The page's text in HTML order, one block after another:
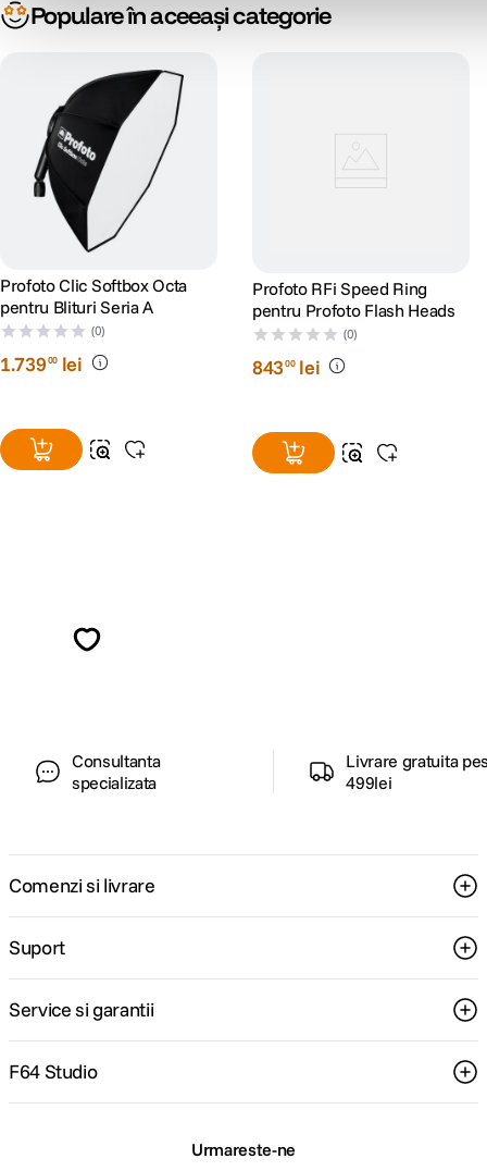
Populare în aceeași categorie
Profoto Clic Softbox Octa
pentru Blituri Seria A
(0)
1.73900 lei
Profoto RFi Speed Ring
pentru Profoto Flash Heads
(0)
84300 lei
Consultanta
specializata
Livrare gratuita
499lei
Comenzi si livrare
Suport
Service si garantii
F64 Studio
Urmareste-ne